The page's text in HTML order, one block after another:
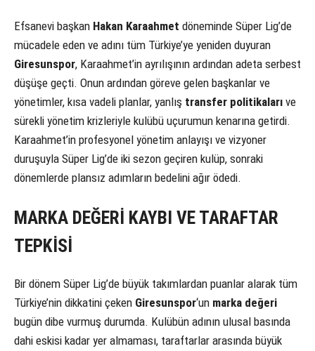
Efsanevi başkan Hakan Karaahmet döneminde Süper Lig’de
mücadele eden ve adını tüm Türkiye’ye yeniden duyuran
Giresunspor, Karaahmet’in ayrılışının ardından adeta serbest
düşüşe geçti. Onun ardından göreve gelen başkanlar ve
yönetimler, kısa vadeli planlar, yanlış transfer politikaları ve
sürekli yönetim krizleriyle kulübü uçurumun kenarına getirdi.
Karaahmet’in profesyonel yönetim anlayışı ve vizyoner
duruşuyla Süper Lig’de iki sezon geçiren kulüp, sonraki
dönemlerde plansız adımların bedelini ağır ödedi.
MARKA DEĞERİ KAYBI VE TARAFTAR
TEPKİSİ
Bir dönem Süper Lig’de büyük takımlardan puanlar alarak tüm
Türkiye’nin dikkatini çeken Giresunspor‘un marka değeri
bugün dibe vurmuş durumda. Kulübün adının ulusal basında
dahi eskisi kadar yer almaması, taraftarlar arasında büyük